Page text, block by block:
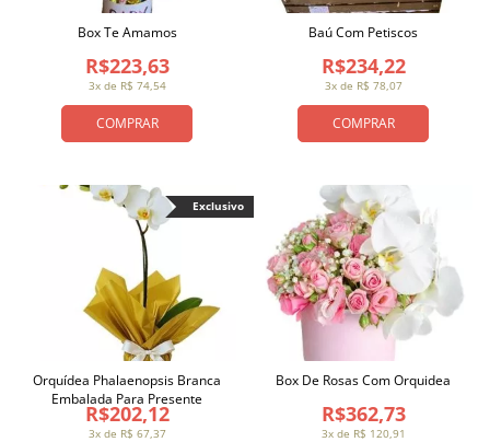
COMPRAR
3x de R$ 74,54
R$223,63
Box Te Amamos
COMPRAR
3x de R$ 78,07
R$234,22
Baú Com Petiscos
3x de R$ 67,37
R$202,12
Orquídea Phalaenopsis Branca
Embalada Para Presente
Exclusivo
3x de R$ 120,91
R$362,73
Box De Rosas Com Orquidea